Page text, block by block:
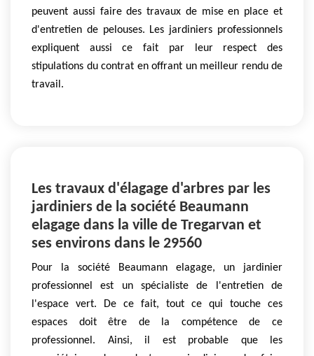
peuvent aussi faire des travaux de mise en place et
d'entretien de pelouses. Les jardiniers professionnels
expliquent aussi ce fait par leur respect des
stipulations du contrat en offrant un meilleur rendu de
travail.
Les travaux d'élagage d'arbres par les
jardiniers de la société Beaumann
elagage dans la ville de Tregarvan et
ses environs dans le 29560
Pour la société Beaumann elagage, un jardinier
professionnel est un spécialiste de l'entretien de
l'espace vert. De ce fait, tout ce qui touche ces
espaces doit être de la compétence de ce
professionnel. Ainsi, il est probable que les